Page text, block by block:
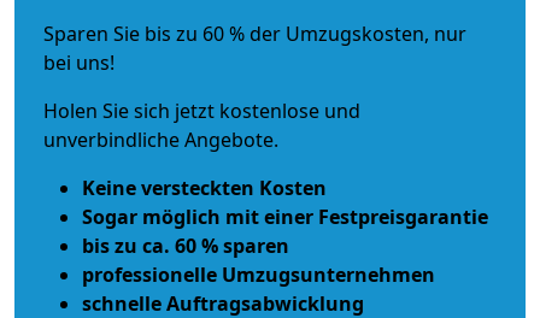
Sparen Sie bis zu 60 % der Umzugskosten, nur
bei uns!
Holen Sie sich jetzt kostenlose und
unverbindliche Angebote.
Keine versteckten Kosten
Sogar möglich mit einer Festpreisgarantie
bis zu ca. 60 % sparen
professionelle Umzugsunternehmen
schnelle Auftragsabwicklung